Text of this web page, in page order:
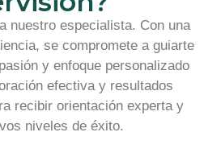
nuestro especialista. Con una
se compromete a guiarte
y enfoque personalizado
efectiva y resultados
recibir orientación experta y
niveles de éxito.